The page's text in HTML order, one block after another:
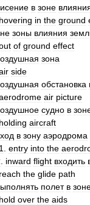
в зоне
hovering in the ground
зоны влияния
of ground effect
зона
side
обстановка
air picture
судно в
holding aircraft
в зону аэродрома
1
entry into the
inward flight входить
reach the glide path
полет в
hold over the aids